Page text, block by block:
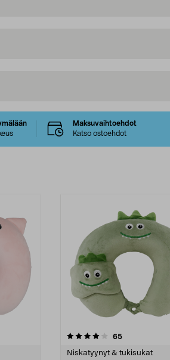
Maksuvaihtoehdot
Katso ostoehdot
65arvostelut
Niskatyynyt & tukisukat